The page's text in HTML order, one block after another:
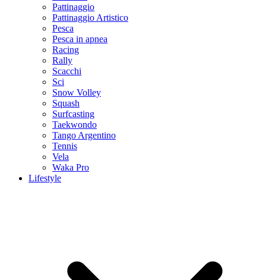
Pattinaggio
Pattinaggio Artistico
Pesca
Pesca in apnea
Racing
Rally
Scacchi
Sci
Snow Volley
Squash
Surfcasting
Taekwondo
Tango Argentino
Tennis
Vela
Waka Pro
Lifestyle